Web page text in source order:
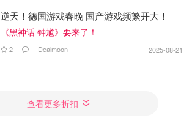
逆天！德国游戏春晚 国产游戏频繁开大！
《黑神话 钟馗》要来了！
2 Dealmoon 2025-08-21
查看更多折扣